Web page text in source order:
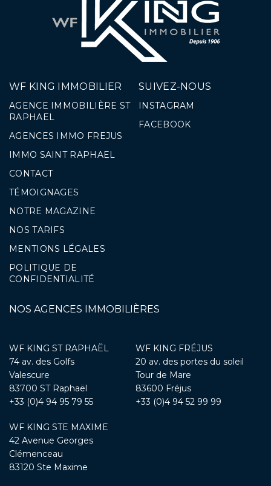
WF KING IMMOBILIER
AGENCE IMMOBILIÈRE ST
RAPHAEL
AGENCES IMMO FREJUS
IMMO SAINT RAPHAEL
CONTACT
TÉMOIGNAGES
NOTRE MAGAZINE
NOS TARIFS
MENTIONS LÉGALES
POLITIQUE DE
CONFIDENTIALITÉ
SUIVEZ-NOUS
INSTAGRAM
FACEBOOK
NOS AGENCES IMMOBILIÈRES
WF KING ST RAPHAËL
74 av. des Golfs
Valescure
83700 ST Raphaël
+33 (0)4 94 95 79 55
WF KING FRÉJUS
20 av. des portes du soleil
Tour de Mare
83600 Fréjus
+33 (0)4 94 52 99 99
WF KING STE MAXIME
42 Avenue Georges
Clémenceau
83120 Ste Maxime